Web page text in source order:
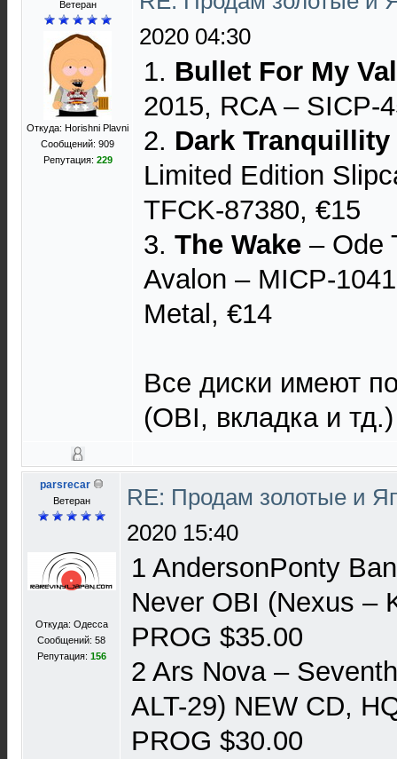
Ветеран
Откуда: Horishni Plavni
Сообщений: 909
Репутация: 229
2020 04:30
1. Bullet For My
2015, RCA ‎– SICP-
2. Dark Tranquillity
Limited Edition
TFCK-87380, €15
3. The Wake ‎– Ode
Avalon ‎– MICP-
Metal, €14
Все диски имеют
(OBI, вкладка и тд.)
parsrecar
Ветеран
Откуда: Одесса
Сообщений: 58
Репутация: 156
RE: Продам золотые и
2020 15:40
1 AndersonPonty
Never OBI (Nexus ‎–
PROG $35.00
2 Ars Nova ‎–
ALT-29) NEW CD,
PROG $30.00